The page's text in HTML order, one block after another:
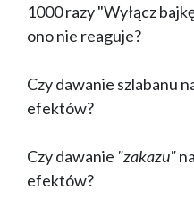
1000 razy "Wyłącz
ono nie reaguje?
Czy dawanie szlabanu
efektów?
Czy dawanie "zakazu"
efektów?